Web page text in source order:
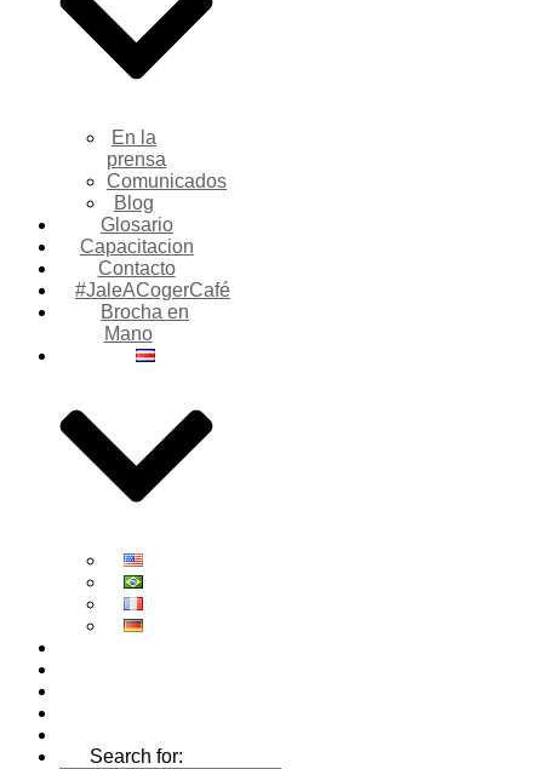
En la
prensa
Comunicados
Blog
Glosario
Capacitacion
Contacto
#JaleACogerCafé
Brocha en
Mano
Search for: